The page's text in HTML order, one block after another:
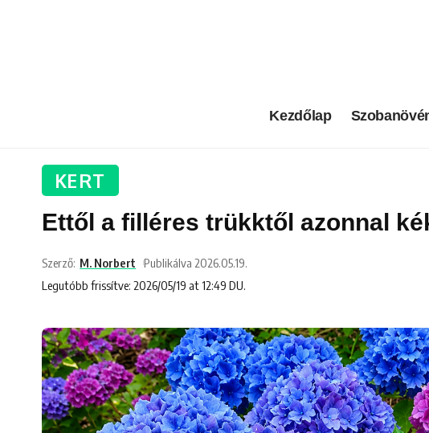
Kezdőlap
KERT
Ettől a filléres trükktől azonnal
Legutóbb frissítve: 2026/05/19 at 12:49 DU.
Szerző: M. Norbert Publikálva 2026.05.19.